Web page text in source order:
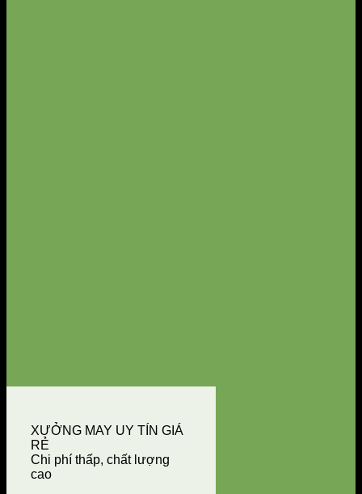
XƯỞNG MAY UY TÍN GIÁ
RẺ
Chi phí thấp, chất lượng
cao